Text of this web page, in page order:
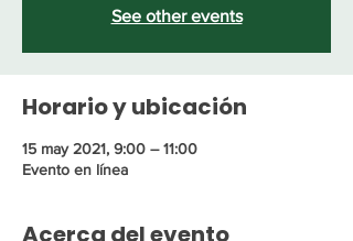
See other events
Horario y ubicación
15 may 2021, 9:00 – 11:00
Evento en línea
Acerca del evento